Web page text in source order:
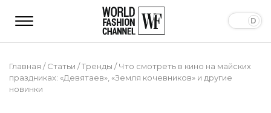
Главная /Статьи /Тренды /Что смотреть в кино на майских
праздниках: «Девятаев», «Земля кочевников» и другие
новинки